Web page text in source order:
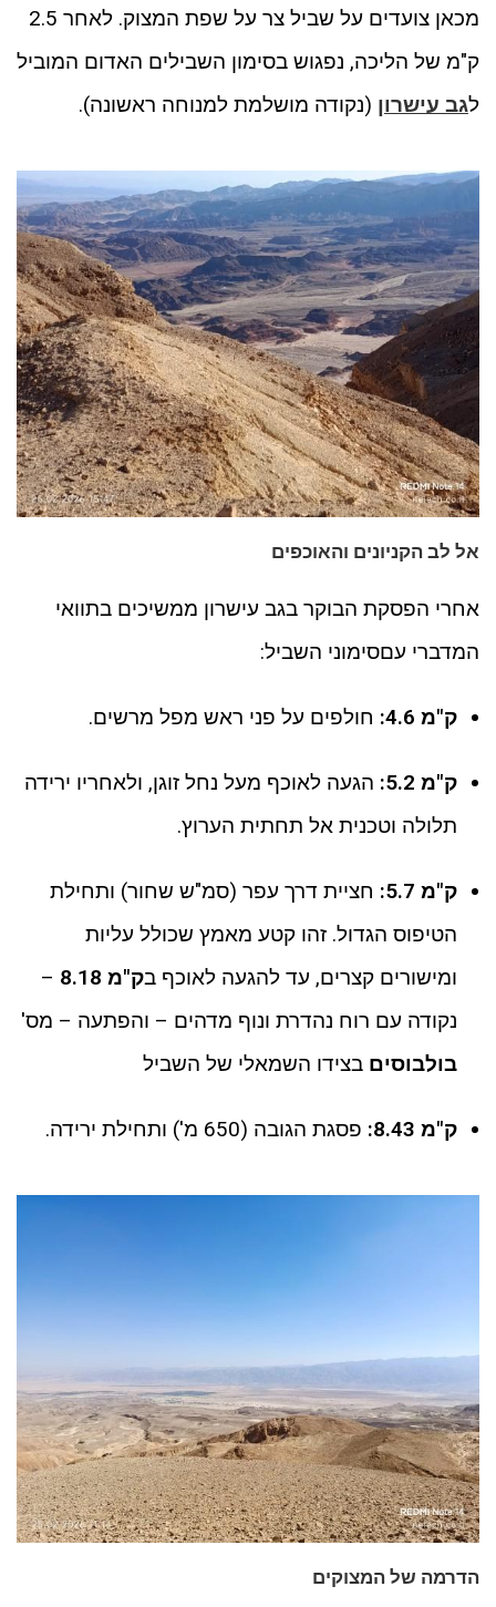
מכאן צועדים על שביל צר על שפת המצוק. לאחר 2.5
ק"מ של הליכה, נפגוש בסימון השבילים האדום המוביל
לגב עישרון (נקודה מושלמת למנוחה ראשונה).
אל לב הקניונים והאוכפים
אחרי הפסקת הבוקר בגב עישרון ממשיכים בתוואי
המדברי עםסימוני השביל:
ק"מ 4.6: חולפים על פני ראש מפל מרשים.
ק"מ 5.2:
הגעה לאוכף מעל נחל זוגן, ולאחריו ירידה
תלולה וטכנית אל תחתית הערוץ.
ק"מ 5.7:
חציית דרך עפר (סמ"ש שחור) ותחילת
הטיפוס הגדול. זהו קטע מאמץ שכולל עליות
ומישורים קצרים, עד להגעה לאוכף בק"מ 8.18
–
נקודה עם רוח נהדרת ונוף מדהים – והפתעה – מס'
בולבוסים בצידו השמאלי של השביל
ק"מ 8.43: פסגת הגובה (650 מ') ותחילת ירידה.
הדרמה של המצוקים